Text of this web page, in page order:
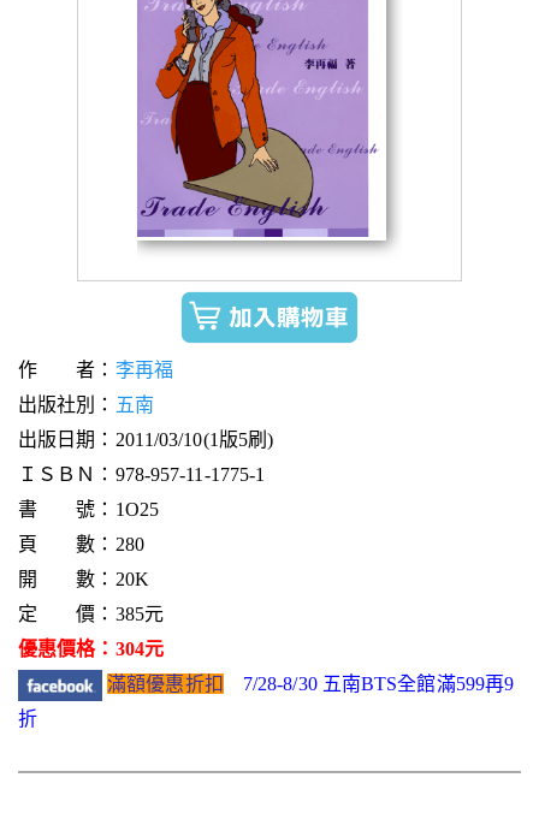
作 者： 李再福
出版社別： 五南
出版日期：2011/03/10(1版5刷)
ＩＳＢＮ：978-957-11-1775-1
書 號：1O25
頁 數：280
開 數：20K
定 價：385元
優惠價格：304元
滿額優惠折扣
7/28-8/30 五南BTS全館滿599再9
折